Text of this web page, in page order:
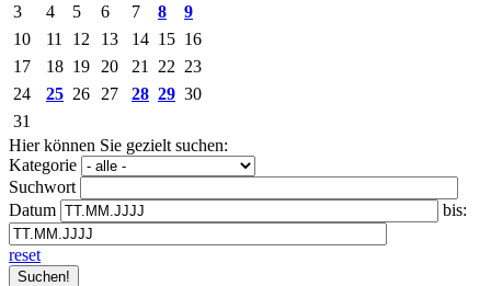
3
4 5 6 7 8
9
10
11 12 13 14 15 16
17
18 19 20 21 22 23
24
25 26 27 28 29 30
31
Hier können Sie gezielt suchen:
Kategorie
Suchwort
Datum
bis:
reset